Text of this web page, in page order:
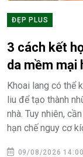
ĐẸP PLUS
3 cách kết
da mềm mại
Khoai lang có thể
liu để tạo thành
nhà. Tuy nhiên,
hạn chế nguy cơ
09/08/2026 14:00